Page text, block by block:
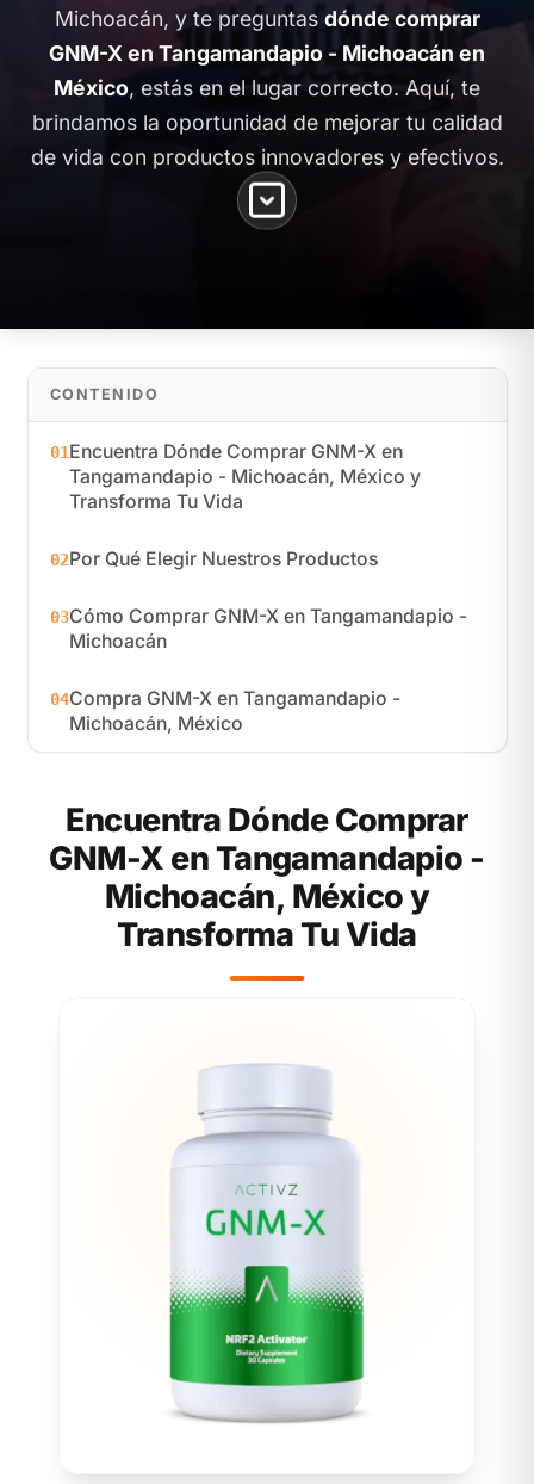
Michoacán, y te preguntas dónde comprar
GNM-X en Tangamandapio - Michoacán en
México, estás en el lugar correcto. Aquí, te
brindamos la oportunidad de mejorar tu calidad
de vida con productos innovadores y efectivos.
CONTENIDO
01Encuentra Dónde Comprar GNM-X en
Tangamandapio - Michoacán, México y
Transforma Tu Vida
02Por Qué Elegir Nuestros Productos
03Cómo Comprar GNM-X en Tangamandapio -
Michoacán
04Compra GNM-X en Tangamandapio -
Michoacán, México
Encuentra Dónde Comprar
GNM-X en Tangamandapio -
Michoacán, México y
Transforma Tu Vida